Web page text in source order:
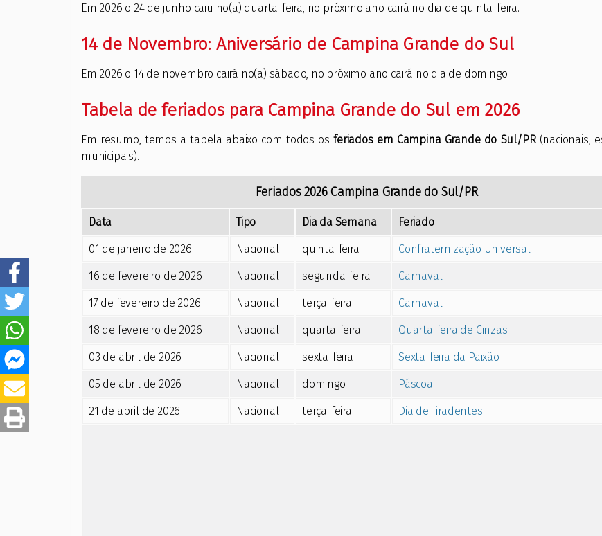
Em 2026 o 24 de junho caiu no(a) quarta-feira, no próximo ano cairá no dia de quinta-feira.
14 de Novembro: Aniversário de Campina Grande do Sul
Em 2026 o 14 de novembro cairá no(a) sábado, no próximo ano cairá no dia de domingo.
Tabela de feriados para Campina Grande do Sul em 2026
Em resumo, temos a tabela abaixo com todos osferiados em Campina Grande do Sul/PR(nacionais,
municipais).
Feriados2026Campina Grande do Sul/PR
Data Tipo Dia da Semana Feriado
01 de janeiro de 2026 Nacional quinta-feira Confraternização Universal
16 de fevereiro de 2026 Nacional segunda-feira Carnaval
17 de fevereiro de 2026 Nacional terça-feira Carnaval
18 de fevereiro de 2026 Nacional quarta-feira Quarta-feira de Cinzas
03 de abril de 2026 Nacional sexta-feira Sexta-feira da Paixão
05 de abril de 2026 Nacional domingo Páscoa
21 de abril de 2026 Nacional terça-feira Dia de Tiradentes